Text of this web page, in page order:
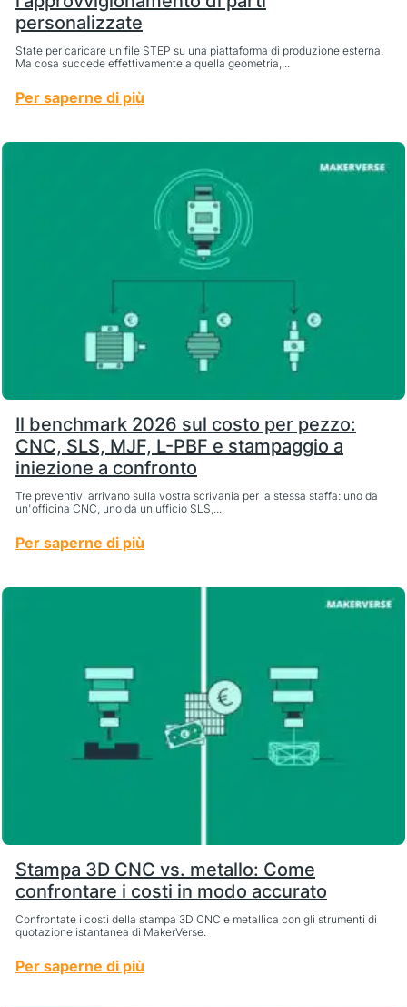
personalizzate
State per caricare un file STEP su una piattaforma di produzione esterna.
Ma cosa succede effettivamente a quella geometria,...
Per saperne di più
Il benchmark 2026 sul costo per pezzo:
CNC, SLS, MJF, L-PBF e stampaggio a
iniezione a confronto
Tre preventivi arrivano sulla vostra scrivania per la stessa staffa: uno da
un'officina CNC, uno da un ufficio SLS,...
Per saperne di più
Stampa 3D CNC vs. metallo: Come
confrontare i costi in modo accurato
Confrontate i costi della stampa 3D CNC e metallica con gli strumenti di
quotazione istantanea di MakerVerse.
Per saperne di più